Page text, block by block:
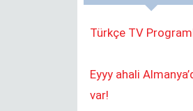
Türkçe TV
Eyyy ahali
var!